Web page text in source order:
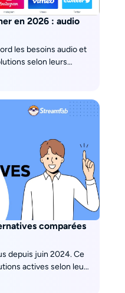
en 2026 : audio
les besoins audio et
selon leurs
d’automatisation. Il
et gestion régulière
comparées
depuis juin 2024. Ce
actives selon leur
service, les